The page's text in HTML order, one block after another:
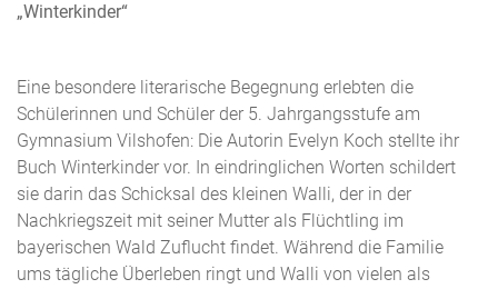
„Winterkinder“
Eine besondere literarische Begegnung erlebten die
Schülerinnen und Schüler der 5. Jahrgangsstufe am
Gymnasium Vilshofen: Die Autorin Evelyn Koch stellte ihr
Buch Winterkinder vor. In eindringlichen Worten schildert
sie darin das Schicksal des kleinen Walli, der in der
Nachkriegszeit mit seiner Mutter als Flüchtling im
bayerischen Wald Zuflucht findet. Während die Familie
ums tägliche Überleben ringt und Walli von vielen als